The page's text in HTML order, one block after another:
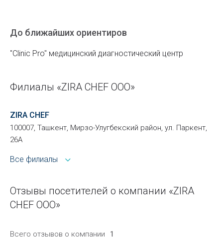
До ближайших ориентиров
"Clinic Pro" медицинский диагностический центр
Филиалы «ZIRA CHEF ООО»
ZIRA CHEF
100007, Ташкент, Мирзо-Улугбекский район, ул. Паркент,
26А
Все филиалы
Отзывы посетителей о компании «ZIRA
CHEF ООО»
Всего отзывов о компании 1